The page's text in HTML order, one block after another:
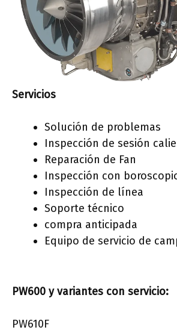
Servicios
Solución de problemas
Inspección de sesión
Reparación de Fan
Inspección con
Inspección de línea
Soporte técnico
compra anticipada
Equipo de servicio de
PW600 y variantes con servicio:
PW610F